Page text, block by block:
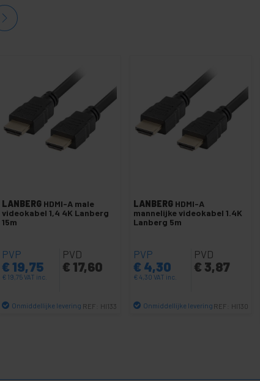
LANBERG HDMI-A male
videokabel 1,4 4K Lanberg
15m
PVP
€ 19,75
€ 19,75VAT inc.
PVD
€ 17,60
Onmiddellijke levering REF: HI133
LANBERG HDMI-A
mannelijke videokabel 1.4K
Lanberg 5m
PVP
€ 4,30
€ 4,30 VAT inc.
PVD
€ 3,87
Onmiddellijke levering REF: HI130